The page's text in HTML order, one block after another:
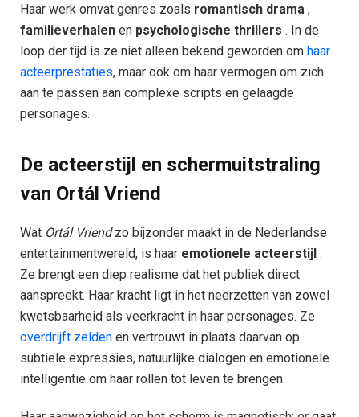
Haar werk omvat genres zoals romantisch drama ,
familieverhalen en psychologische thrillers . In de
loop der tijd is ze niet alleen bekend geworden om haar
acteerprestaties, maar ook om haar vermogen om zich
aan te passen aan complexe scripts en gelaagde
personages.
De acteerstijl en schermuitstraling
van Ortál Vriend
Wat Ortál Vriendzo bijzonder maakt in de Nederlandse
entertainmentwereld, is haar emotionele acteerstijl .
Ze brengt een diep realisme dat het publiek direct
aanspreekt. Haar kracht ligt in het neerzetten van zowel
kwetsbaarheid als veerkracht in haar personages. Ze
overdrijft zelden en vertrouwt in plaats daarvan op
subtiele expressies, natuurlijke dialogen en emotionele
intelligentie om haar rollen tot leven te brengen.